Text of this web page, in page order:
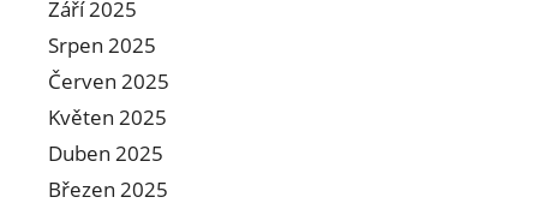
Září 2025
Srpen 2025
Červen 2025
Květen 2025
Duben 2025
Březen 2025